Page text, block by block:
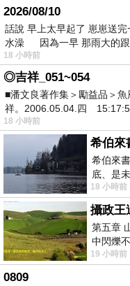
2026/08/10
話說 早上太早起了 崽崽送
水澡 因為一早 那雨大的跟
18 小時前
◎吉祥_051~054
■潘文良著作集＞勵益品＞
祥。2006.05.04.四
18 小時前
希伯來
希伯來
底、是
美好的
18 小時前
攝政王
第五章
中閃爍
於皇宮
19 小時前
0809